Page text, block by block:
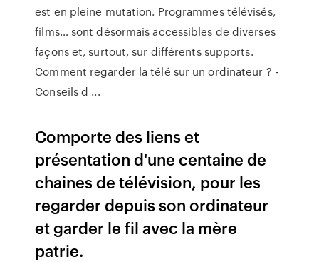
est en pleine mutation. Programmes télévisés,
films… sont désormais accessibles de diverses
façons et, surtout, sur différents supports.
Comment regarder la télé sur un ordinateur ? -
Conseils d ...
Comporte des liens et
présentation d'une centaine de
chaines de télévision, pour les
regarder depuis son ordinateur
et garder le fil avec la mère
patrie.